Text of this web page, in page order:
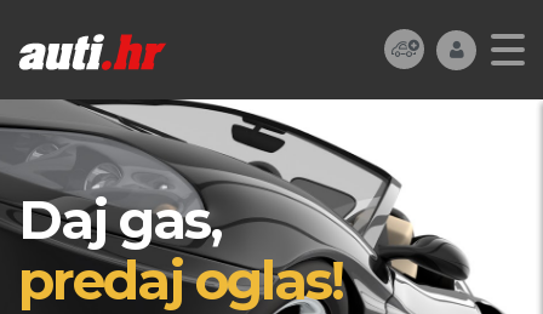
Daj gas,
predaj oglas!